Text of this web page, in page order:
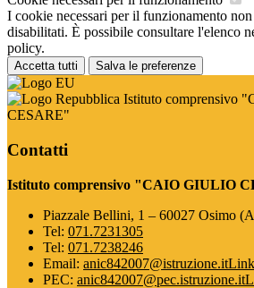
I cookie necessari per il funzionamento non
disabilitati. È possibile consultare l'elenco
policy.
Accetta tutti Salva le preferenze
Istituto comprensivo
CESARE"
Contatti
Istituto comprensivo "CAIO GIULIO
Piazzale Bellini, 1 – 60027 Osimo
Tel: 071.7231305
Tel: 071.7238246
Email: anic842007@istruzione.it
PEC: anic842007@pec.istruzione.it